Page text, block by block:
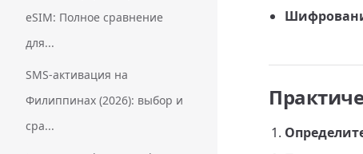
eSIM: Полное сравнение
для...
SMS‑активация на
Филиппинах (2026): выбор и
сра...